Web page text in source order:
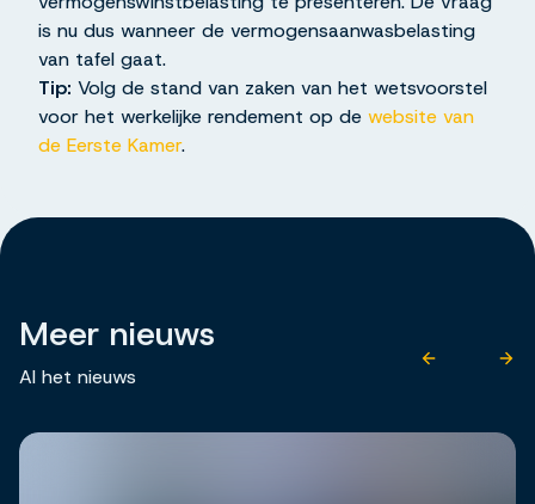
is nu dus wanneer de vermogensaanwasbelasting
van tafel gaat.
Tip: Volg de stand van zaken van het wetsvoorstel
voor het werkelijke rendement op de website van
de Eerste Kamer.
Meer nieuws
Al het nieuws